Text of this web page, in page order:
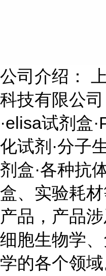
公司介绍：
科技有限公
·elisa试剂盒
化试剂·分子
剂盒·各种抗
盒、实验耗
产品，产品涉
细胞生物学
学的各个领